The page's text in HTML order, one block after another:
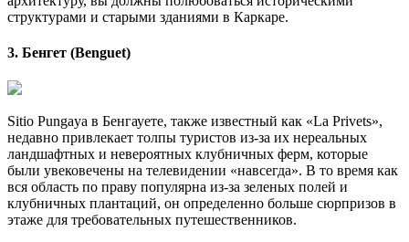
структурами и старыми зданиями в Каркаре.
3. Бенгет (Benguet)
Sitio Pungaya в Бенгауете, также известный как «La Privets»,
недавно привлекает толпы туристов из-за их нереальных
ландшафтных и невероятных клубничных ферм, которые
были увековечены на телевидении «навсегда». В то время как
вся область по праву популярна из-за зеленых полей и
клубничных плантаций, он определенно больше сюрпризов в
этаже для требовательных путешественников.